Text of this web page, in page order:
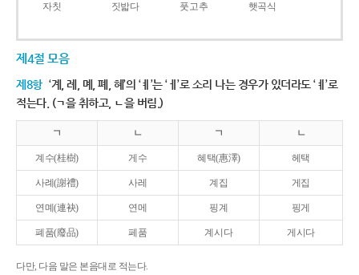
자칫
짓밟다 풋고추 햇곡식
제4절 모음
제8항 ‘계, 례, 몌, 폐, 혜’의 ‘ㅖ’는 ‘ㅔ’로 소리 나는 경우가 있더라도 ‘ㅖ’로
적는다. (ㄱ을 취하고, ㄴ을 버림.)
ㄱ ㄴ ㄱ ㄴ
계수(桂樹) 게수 혜택(惠澤) 헤택
사례(謝禮) 사레 계집 게집
연몌(連袂) 연메 핑계 핑게
폐품(廢品) 페품 계시다 게시다
다만, 다음 말은 본음대로 적는다.